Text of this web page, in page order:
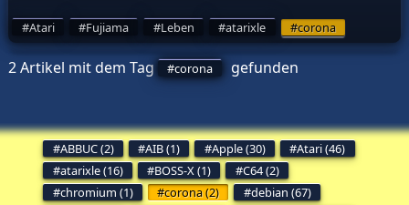
Atari Fujiama Leben atarixle corona
2 Artikel mit dem Tag corona gefunden
ABBUC (2) AIB (1) Apple (30)
Atari (46)
atarixle (16)
BOSS-X (1)
C64 (2)
chromium (1)
corona (2)
debian (67)